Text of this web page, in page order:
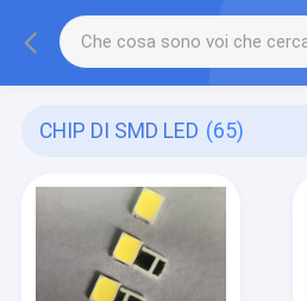
CHIP DI SMD LED (65)